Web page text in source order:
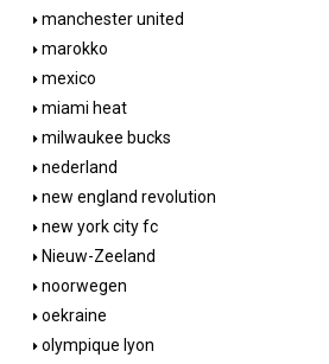
manchester united
marokko
mexico
miami heat
milwaukee bucks
nederland
new england revolution
new york city fc
Nieuw-Zeeland
noorwegen
oekraine
olympique lyon